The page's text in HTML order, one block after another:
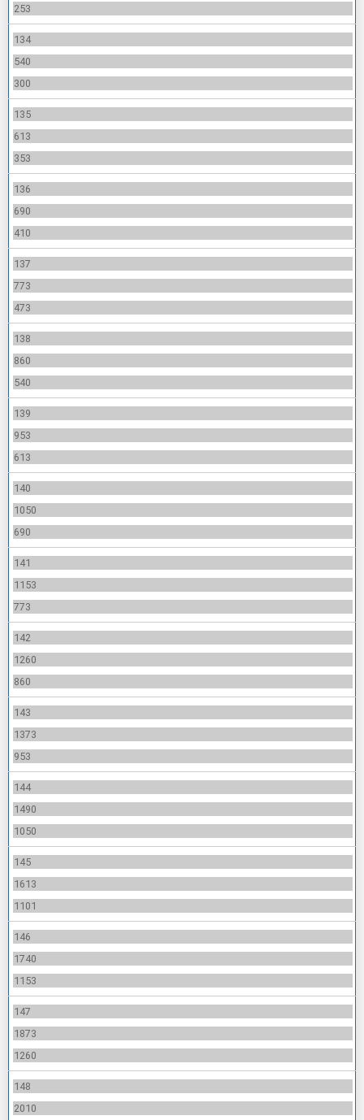
253
134
540
300
135
613
353
136
690
410
137
773
473
138
860
540
139
953
613
140
1050
690
141
1153
773
142
1260
860
143
1373
953
144
1490
1050
145
1613
1101
146
1740
1153
147
1873
1260
148
2010